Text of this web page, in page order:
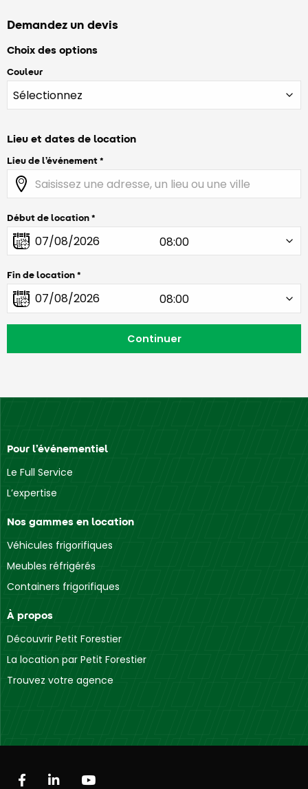
Demandez un devis
Choix des options
Couleur
Lieu et dates de location
Lieu de l’événement
Début de location
Fin de location
Pour l’événementiel
Le Full Service
L’expertise
Nos gammes en location
Véhicules frigorifiques
Meubles réfrigérés
Containers frigorifiques
À propos
Découvrir Petit Forestier
La location par Petit Forestier
Trouvez votre agence